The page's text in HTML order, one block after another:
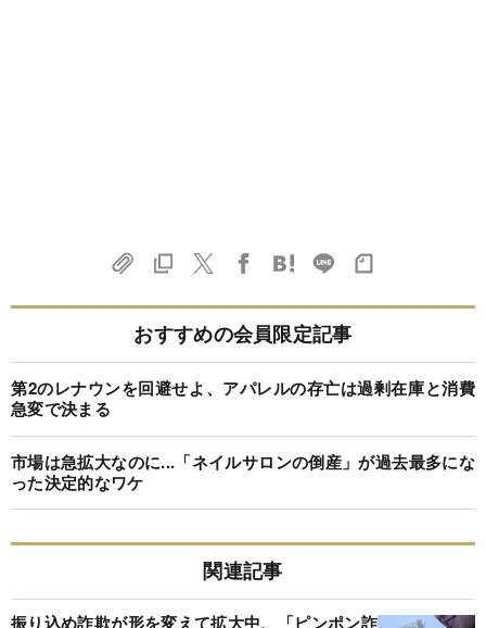
おすすめの会員限定記事
第2のレナウンを回避せよ、アパレルの存亡は過剰在庫と消費
急変で決まる
市場は急拡大なのに...「ネイルサロンの倒産」が過去最多にな
った決定的なワケ
関連記事
振り込め詐欺が形を変えて拡大中、「ピンポン詐